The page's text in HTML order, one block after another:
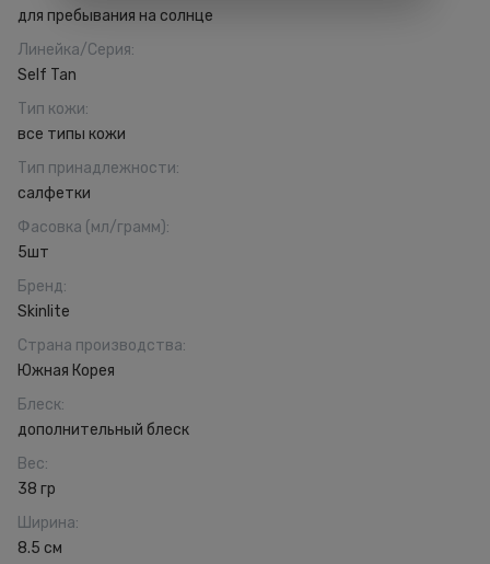
для пребывания на солнце
Линейка/Серия:
Self Tan
Тип кожи:
все типы кожи
Тип принадлежности:
салфетки
Фасовка (мл/грамм):
5шт
Бренд:
Skinlite
Страна производства:
Южная Корея
Блеск:
дополнительный блеск
Вес:
38 гр
Ширина:
8.5 см